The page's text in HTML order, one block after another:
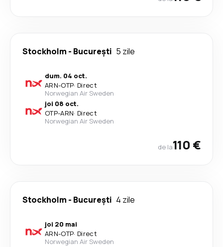
Stockholm - București 5 zile
dum. 04 oct.
ARN-OTP· Direct
Norwegian Air Sweden
joi 08 oct.
OTP-ARN· Direct
Norwegian Air Sweden
de la110 €
Stockholm - București 4 zile
joi 20 mai
ARN-OTP· Direct
Norwegian Air Sweden